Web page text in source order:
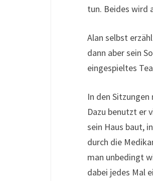
tun. Beides wird
Alan selbst
dann aber sein
eingespieltes
In den
Dazu benutzt er
sein Haus baut,
durch die
man unbedingt
dabei jedes Mal